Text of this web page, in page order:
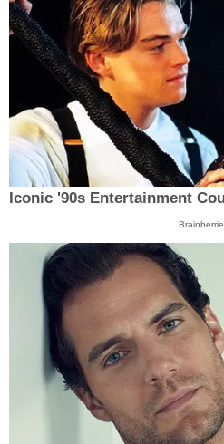
Iconic '90s Entertainment